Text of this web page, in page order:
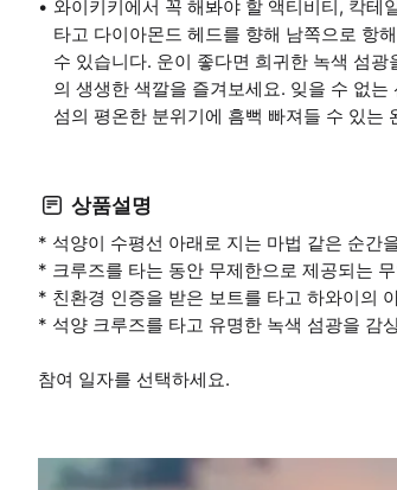
와이키키에서 꼭 해봐야 할 액티비티, 칵테
타고 다이아몬드 헤드를 향해 남쪽으로 항
수 있습니다. 운이 좋다면 희귀한 녹색 섬
의 생생한 색깔을 즐겨보세요. 잊을 수 없
섬의 평온한 분위기에 흠뻑 빠져들 수 있는
상품설명
* 석양이 수평선 아래로 지는 마법 같은 순간
* 크루즈를 타는 동안 무제한으로 제공되는
* 친환경 인증을 받은 보트를 타고 하와이의
* 석양 크루즈를 타고 유명한 녹색 섬광을 감
참여 일자를 선택하세요.